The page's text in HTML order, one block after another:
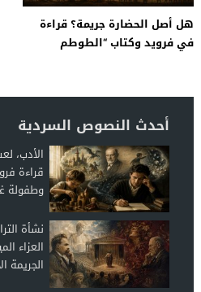
هل أصل الحضارة جريمة؟ قراءة
في فرويد وكتاب “الطوطم
أحدث النصوص السردية
الأدب،
قراءة
وطفولة
نشأة
العزاء
الجريمة